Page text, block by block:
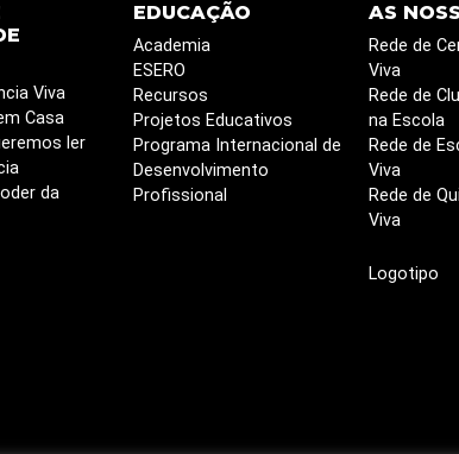
Viva
Casa
ler
da
EDUCAÇÃO
Academia
ESERO
Recursos
Projetos Educativos
Programa Internacional de
Desenvolvimento
Profissional
AS
Rede de
Viva
Rede de
na Escola
Rede de
Viva
Rede de
Viva
Logotipo